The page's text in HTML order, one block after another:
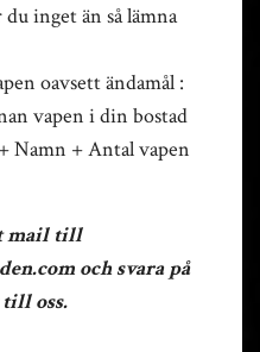
inget än så lämna
oavsett ändamål :
vapen i din bostad
Namn + Antal vapen
mail till
och svara på
oss.